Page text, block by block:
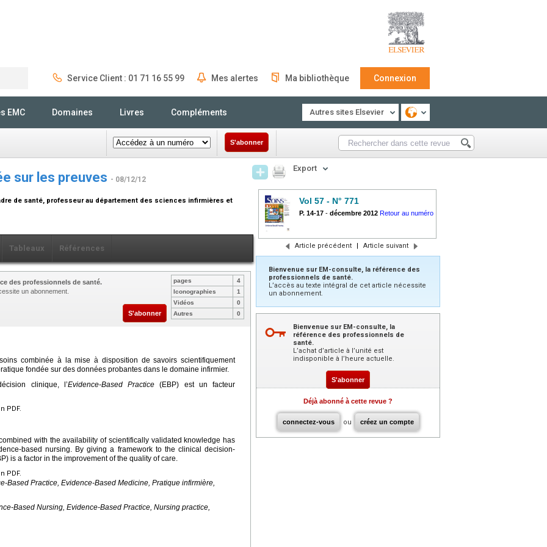
Service Client : 01 71 16 55 99 Mes alertes Ma bibliothèque Connexion
EMC Domaines Livres Compléments Autres sites Elsevier
S'abonner
sur les preuves - 08/12/12
de santé, professeur au département des sciences infirmières et
Tableaux Références
des professionnels de santé.
un abonnement.
S'abonner
pages
4
Iconographies
1
Vidéos
0
Autres
0
combinée à la mise à disposition de savoirs scientifiquement
fondée sur des données probantes dans le domaine infirmier.
clinique, l’Evidence-Based Practice (EBP) est un facteur
PDF.
with the availability of scientifically validated knowledge has
based nursing. By giving a framework to the clinical decision-
is a factor in the improvement of the quality of care.
PDF.
Based Practice, Evidence-Based Medicine, Pratique infirmière,
Based Nursing, Evidence-Based Practice, Nursing practice,
Export
Vol 57 - N° 771
P. 14-17 - décembre 2012 Retour au numéro
Article précédent | Article suivant
Bienvenue sur EM-consulte, la référence des
professionnels de santé.
L’accès au texte intégral de cet article nécessite
un abonnement.
Bienvenue sur EM-consulte, la
référence des professionnels de
santé.
L’achat d’article à l’unité est
indisponible à l’heure actuelle.
S'abonner
Déjà abonné à cette revue ?
connectez-vous ou créez un compte